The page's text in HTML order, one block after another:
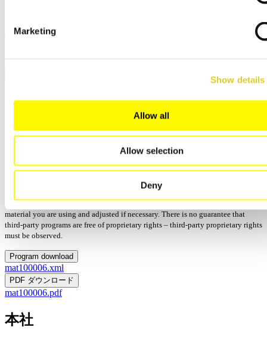
Marketing
Show details
Allow all
Allow selection
Deny
Creation_LS-Press
Process: プレス
更新: 2025/12/15 - 14:13
Programs: 4
No guarantee for the correctness and completeness of the program parameters.
These should always be compared with the manufacturer's specifications for the
material you are using and adjusted if necessary. There is no guarantee that
third-party programs are free of proprietary rights – third-party proprietary rights
must be observed.
Program download
mat100006.xml
PDF ダウンロード
mat100006.pdf
本社